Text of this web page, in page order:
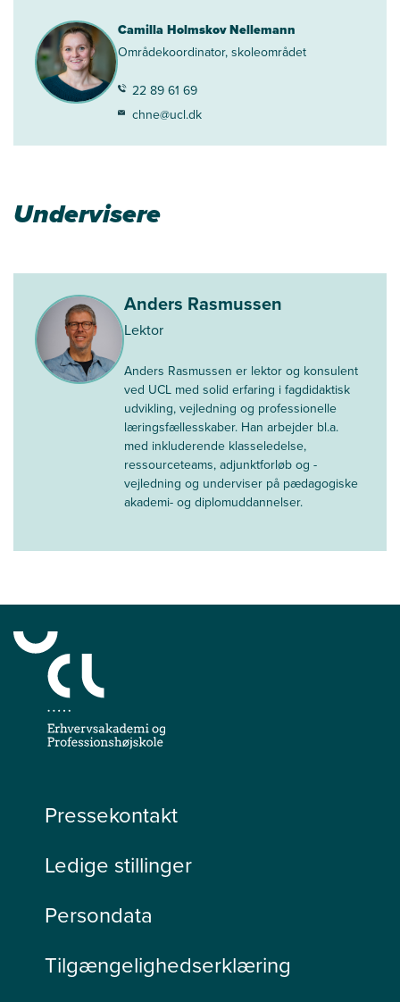
Camilla Holmskov Nellemann
Områdekoordinator, skoleområdet
22 89 61 69
chne@ucl.dk
Undervisere
Anders Rasmussen
Lektor
Anders Rasmussen er lektor og konsulent
ved UCL med solid erfaring i fagdidaktisk
udvikling, vejledning og professionelle
læringsfællesskaber. Han arbejder bl.a.
med inkluderende klasseledelse,
ressource­teams, adjunktforløb og -
vejledning og underviser på pædagogiske
akademi- og diplomuddannelser.
Pressekontakt
Ledige stillinger
Persondata
Tilgængelighedserklæring